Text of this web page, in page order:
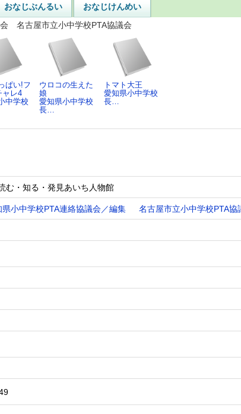
おなじぶんるい
おなじけんめい
名古屋市立小中学校PTA協議会
ぱい!フ
ャレ4
中学校
ウロコの生えた
娘
愛知県小中学校
長…
トマト大王
愛知県小中学校
長…
む・知る・発見あいち人物館
県小中学校PTA連絡協議会／編集 名古屋市立小中学校PTA協